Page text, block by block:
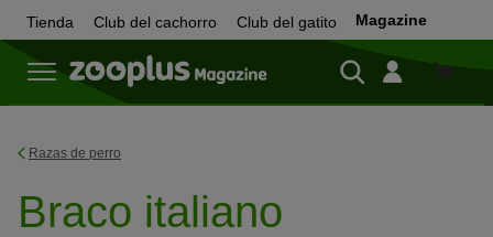
Tienda Club del cachorro Club del gatito Magazine
Tienda
Razas de perro
Braco italiano